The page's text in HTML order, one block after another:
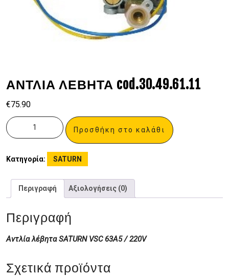
ΑΝΤΛΙΑ ΛΕΒΗΤΑ cod.30.49.61.11
€75.90
Προσθήκη στο καλάθι
Κατηγορία: SATURN
Περιγραφή Αξιολογήσεις (0)
Περιγραφή
Αντλία λέβητα SATURN VSC 63A5 / 220V
Σχετικά προϊόντα